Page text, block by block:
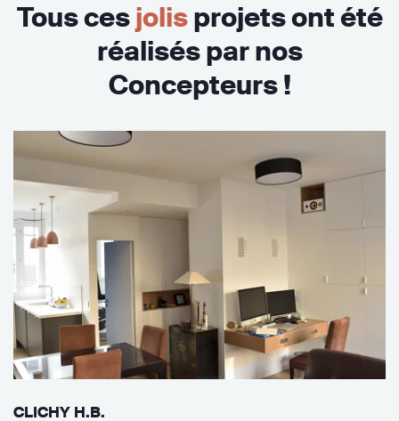
Tous cesjolisprojets ont été
réalisés par nos
Concepteurs !
CLICHY H.B.